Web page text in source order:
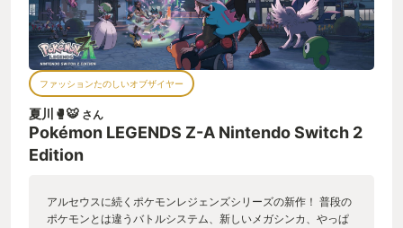
れたし、最高の相棒に出会えた訳ですからねー。 ポケモンバト
ルは奥深いですよね。 ポケモン同士の相性を考えて、誰に戦っ
てもらうか決める。いつ攻撃の指示を出すのか、相手の攻撃を
避けるために距離をどれだけ空けておくか。メガシンカをいつ
切るべきか。 あの一瞬に様々なことを考え尽くして勝ちまく
る。 これで僕たちはZAロワイヤルでAランクまで駆け上った優
秀なトレーナーとその相棒なんですよね！ ね！ メガシンカと
言えば、新しい進化が見つかったんですよ！ ライチュウのメ
ガシンカは二つあるし、メガルカリオＺなんて追加のメガ進化
をコルニさんが使いこなしてて、格好良かったなぁ。 まあ、僕
そう思うでしょ？ ――お、タウニーが料理できたから帰って来
てって。 実はこれからみんなで祝勝会なんです。 タウニーとア
ファッションたのしいオブザイヤー
夏川🥊🐯 さん
Pokémon LEGENDS Z-A Nintendo Switch 2
Edition
アルセウスに続くポケモンレジェンズシリーズの新作！ 普段の
ポケモンとは違うバトルシステム、新しいメガシンカ、やっぱ